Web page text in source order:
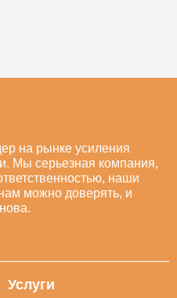
на рынке усиления
Мы серьезная компания,
наши
можно доверять, и
Услуги